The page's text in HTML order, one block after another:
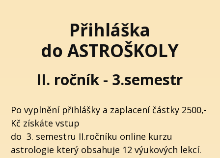
Přihláška
do ASTROŠKOLY
II. ročník - 3.semestr
Po vyplnění přihlášky a zaplacení částky 2500,-
Kč získáte vstup
do 3. semestru II.ročníku online kurzu
astrologie který obsahuje 12 výukových lekcí.